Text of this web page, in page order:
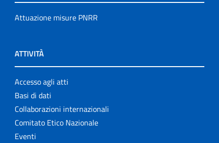
Attuazione misure PNRR
ATTIVITÀ
Accesso agli atti
Basi di dati
Collaborazioni internazionali
Comitato Etico Nazionale
Eventi